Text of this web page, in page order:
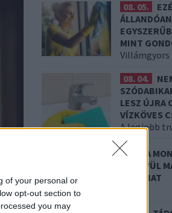
of your personal or
opt-out section to
you may
08. 05.
MINT
Villámgyors
08. 04.
LESZ ÚJRA
VÍZKÖVES
A legjobb
HA MINDIG EZT A
HASZNÁLOD, AZ RENDKÍVÜL
INTELLIGENCIÁRA UTALHAT
Te szoktad?